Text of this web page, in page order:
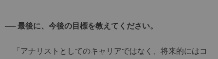
── 最後に、今後の目標を教えてください。
「アナリストとしてのキャリアではなく、将来的にはコ